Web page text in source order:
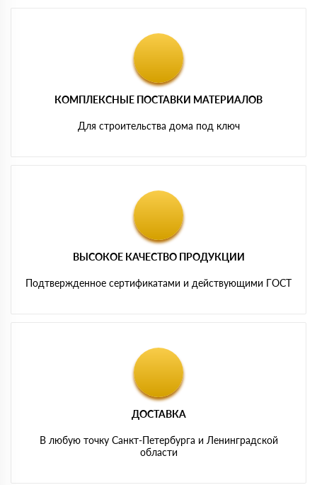
КОМПЛЕКСНЫЕ ПОСТАВКИ МАТЕРИАЛОВ
Для строительства дома под ключ
ВЫСОКОЕ КАЧЕСТВО ПРОДУКЦИИ
Подтвержденное сертификатами и действующими ГОСТ
ДОСТАВКА
В любую точку Санкт-Петербурга и Ленинградской
области